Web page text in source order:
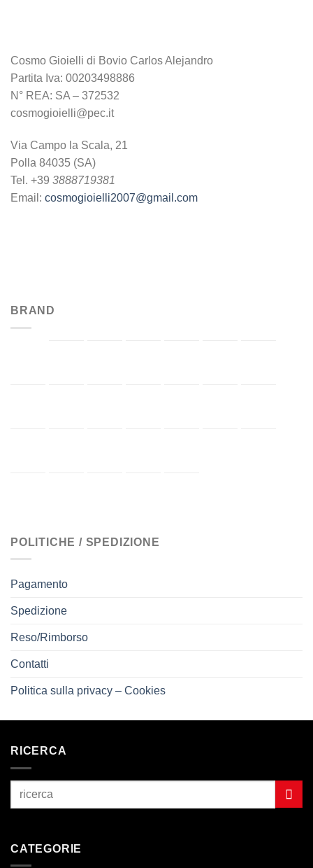
Cosmo Gioielli di Bovio Carlos Alejandro
Partita Iva: 00203498886
N° REA: SA – 372532
cosmogioielli@pec.it
Via Campo la Scala, 21
Polla 84035 (SA)
Tel. +39 3888719381
Email: cosmogioielli2007@gmail.com
BRAND
POLITICHE / SPEDIZIONE
Pagamento
Spedizione
Reso/Rimborso
Contatti
Politica sulla privacy – Cookies
RICERCA
CATEGORIE